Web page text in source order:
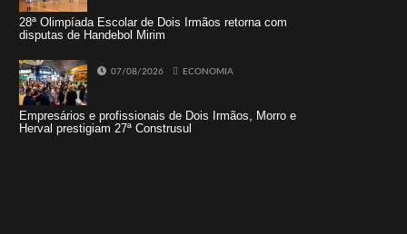
28ª Olimpíada Escolar de Dois Irmãos retorna com
disputas de Handebol Mirim
07/08/2026 ECONOMIA
Empresários e profissionais de Dois Irmãos, Morro e
Herval prestigiam 27ª Construsul